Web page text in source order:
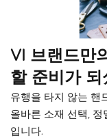
VI 브랜드만
할 준비가 되
유행을 타지 않는 핸
올바른 소재 선택,
입니다.